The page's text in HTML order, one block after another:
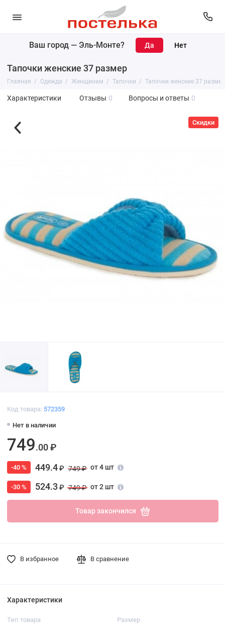
Ваш город — Эль-Монте?
Тапочки женские 37 размер
Главная Одежда Женщинам Тапочки Тапочки женские 37 размер
Характеристики Отзывы 0 Вопросы и ответы 0
Скидки
Код товара: 572359
Нет в наличии
749.00 ₽
-40 % 449.4₽ 749 ₽ от 4 шт
-30 % 524.3₽ 749 ₽ от 2 шт
Товар закончился
В избранное В сравнение
Характеристики
Тип товара Размер